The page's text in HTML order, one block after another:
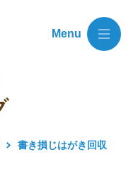
Menu
書き損じはがき回収